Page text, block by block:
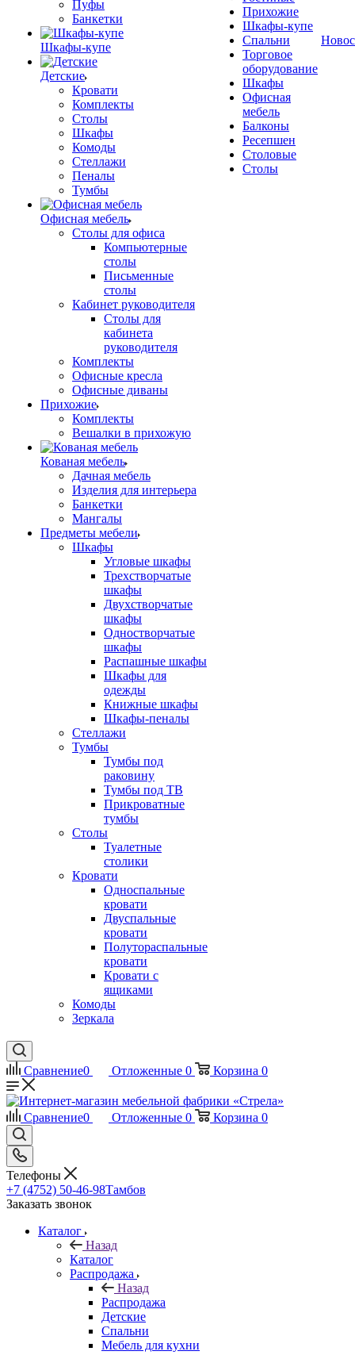
Пуфы
Банкетки
Шкафы-купе
Детские
Кровати
Комплекты
Столы
Шкафы
Комоды
Стеллажи
Пеналы
Тумбы
Офисная мебель
Столы для офиса
Компьютерные
столы
Письменные
столы
Кабинет руководителя
Столы для
кабинета
руководителя
Комплекты
Офисные кресла
Офисные диваны
Прихожие
Комплекты
Вешалки в прихожую
Кованая мебель
Дачная мебель
Изделия для интерьера
Банкетки
Мангалы
Предметы мебели
Шкафы
Угловые шкафы
Трехстворчатые
шкафы
Двухстворчатые
шкафы
Одностворчатые
шкафы
Распашные шкафы
Шкафы для
одежды
Книжные шкафы
Шкафы-пеналы
Стеллажи
Тумбы
Тумбы под
раковину
Тумбы под ТВ
Прикроватные
тумбы
Столы
Туалетные
столики
Кровати
Односпальные
кровати
Двуспальные
кровати
Полутораспальные
кровати
Кровати с
ящиками
Комоды
Зеркала
Прихожие
Шкафы-купе
Спальни
Торговое
оборудование
Шкафы
Офисная
мебель
Балконы
Ресепшен
Столовые
Столы
Сравнение0 Отложенные 0 Корзина 0
Сравнение0 Отложенные 0 Корзина 0
Телефоны
+7 (4752) 50-46-98Тамбов
Заказать звонок
Каталог
Назад
Каталог
Распродажа
Назад
Распродажа
Детские
Спальни
Мебель для кухни